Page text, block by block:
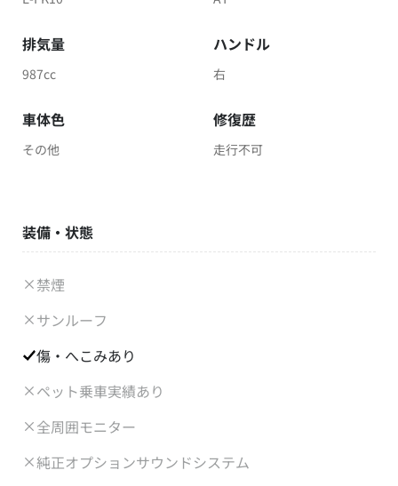
排気量
987cc
ハンドル
右
車体色
その他
修復歴
走行不可
装備・状態
禁煙
サンルーフ
傷・へこみあり
ペット乗車実績あり
全周囲モニター
純正オプションサウンドシステム